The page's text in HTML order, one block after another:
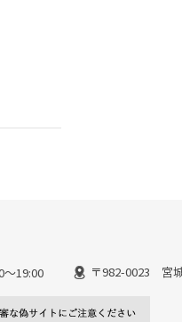
～19:00 〒982-0023 宮